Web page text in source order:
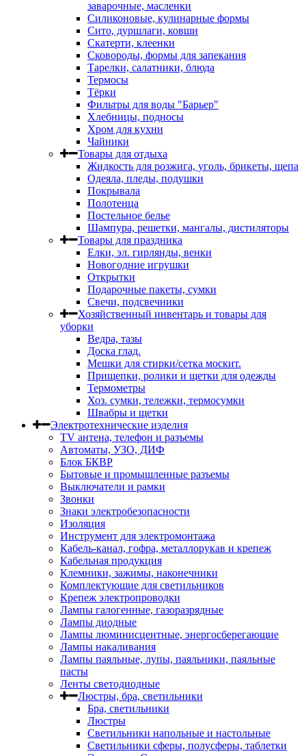
заварочные, масленки
Силиконовые, кулинарные формы
Сито, дуршлаги, ковши
Скатерти, клеенки
Сковороды, формы для запекания
Тарелки, салатники, блюда
Термосы
Тёрки
Фильтры для воды "Барьер"
Хлебницы, подносы
Хром для кухни
Чайники
Товары для отдыха
Жидкость для розжига, уголь, брикеты, щепа
Одеяла, пледы, подушки
Покрывала
Полотенца
Постельное белье
Шампура, решетки, мангалы, дистиляторы
Товары для праздника
Елки, эл. гирлянды, венки
Новогодние игрушки
Открытки
Подарочные пакеты, сумки
Свечи, подсвечники
Хозяйственный инвентарь и товары для
уборки
Ведра, тазы
Доска глад.
Мешки для стирки/сетка москит.
Прищепки, ролики и щетки для одежды
Термометры
Хоз. сумки, тележки, термосумки
Швабры и щетки
Электротехнические изделия
TV aнтена, телефон и разъемы
Автоматы, УЗО, ДИФ
Блок БКВР
Бытовые и промышленные разъемы
Выключатели и рамки
Звонки
Знаки электробезопасности
Изоляция
Инструмент для электромонтажа
Кабель-канал, гофра, металлорукав и крепеж
Кабельная продукция
Клемники, зажимы, наконечники
Комплектующие для светильников
Крепеж электропроводки
Лампы галогенные, газоразрядные
Лампы диодные
Лампы люминисцентные, энергосберегающие
Лампы накаливания
Лампы паяльные, лупы, паяльники, паяльные
пасты
Ленты светодиодные
Люстры, бра, светильники
Бра, светильники
Люстры
Светильники напольные и настольные
Светильники сферы, полусферы, таблетки